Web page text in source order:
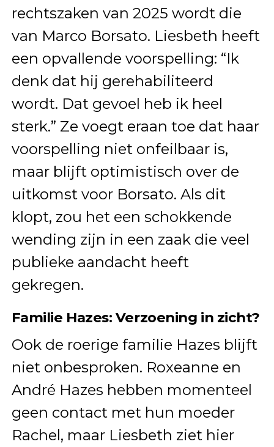
rechtszaken van 2025 wordt die
van Marco Borsato. Liesbeth heeft
een opvallende voorspelling: “Ik
denk dat hij gerehabiliteerd
wordt. Dat gevoel heb ik heel
sterk.” Ze voegt eraan toe dat haar
voorspelling niet onfeilbaar is,
maar blijft optimistisch over de
uitkomst voor Borsato. Als dit
klopt, zou het een schokkende
wending zijn in een zaak die veel
publieke aandacht heeft
gekregen.
Familie Hazes: Verzoening in zicht?
Ook de roerige familie Hazes blijft
niet onbesproken. Roxeanne en
André Hazes hebben momenteel
geen contact met hun moeder
Rachel, maar Liesbeth ziet hier